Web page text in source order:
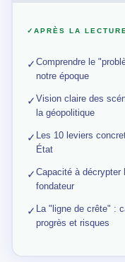
✓ APRÈS LA LECTURE
✓ Comprendre le
notre époque
✓ Vision claire des
la géopolitique
✓ Les 10 leviers
État
✓ Capacité à décrypter
fondateur
✓ La "ligne de crête" :
progrès et risques